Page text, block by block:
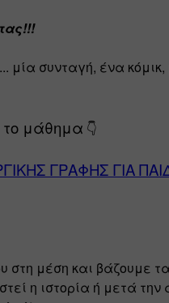
μία συνταγή, ένα κόμικ,
το μάθημα 👇
ΓΡΑΦΗΣ ΓΙΑ
στη μέση και βάζουμε
η ιστορία ή μετά